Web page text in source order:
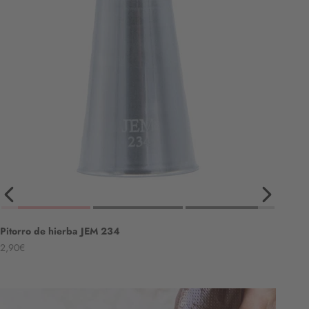
Pitorro de hierba JEM 234
Angebot
2,90€